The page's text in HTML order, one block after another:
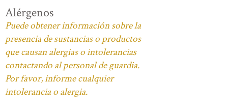
Alérgenos
Puede obtener información sobre la
presencia de sustancias o productos
que causan alergias o intolerancias
contactando al personal de guardia.
Por favor, informe cualquier
intolerancia o alergia.